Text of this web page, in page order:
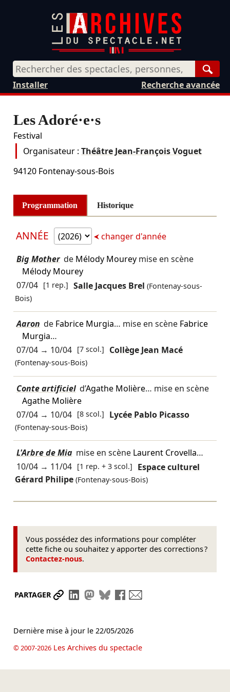
Recherche avancée
Installer
Les Adoré·e·s
Festival
Organisateur : Théâtre Jean-François Voguet
94120 Fontenay-sous-Bois
Programmation Historique
ANNÉE changer d'année
Big Mother de Mélody Moureymise en scène
Mélody Mourey
07/04 [1 rep.] Salle Jacques Brel (Fontenay-sous-
Bois)
Aaron de Fabrice Murgia… mise en scène Fabrice
Murgia…
07/04→ 10/04 [7 scol.] Collège Jean Macé
(Fontenay-sous-Bois)
Conte artificiel d’Agathe Molière… mise en scène
Agathe Molière
07/04→ 10/04 [8 scol.] Lycée Pablo Picasso
(Fontenay-sous-Bois)
L'Arbre de Mia mise en scène Laurent Crovella…
10/04→ 11/04 [1 rep. + 3 scol.]
Espace culturel
Gérard Philipe (Fontenay-sous-Bois)
Vous possédez des informations pour compléter
cette fiche ou souhaitez y apporter des corrections ?
Contactez-nous.
PARTAGER Partager le lien
Partager sur LinkedIn
Partager sur Mastodon
Partager sur Bluesky
Partager sur Facebook
Dernière mise à jour le 22/05/2026
© 2007-2026Les Archives du spectacle